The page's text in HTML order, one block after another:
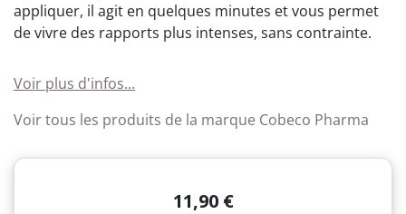
appliquer, il agit en quelques minutes et vous permet
de vivre des rapports plus intenses, sans contrainte.
Voir plus d'infos...
Voir tous les produits de la marque Cobeco Pharma
11,90 €